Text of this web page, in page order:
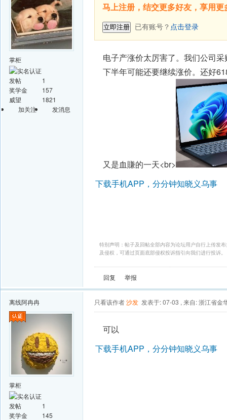
掌柜
发帖
1
奖学金
157
威望
1821
加关注
发消息
马上注册，结交更多好友，享用
立即注册 已有账号？ 点击登录
电子产涨价太厉害了。我们公司
下半年可能还要继续涨价。还好
又是血賺的一天<br>
下载手机APP，分分钟知晓义乌事
特别声明：帖子及回帖全部内容为论坛用户自行上传发
及侵权，可通过页面底部侵权投诉指引向我们进行投诉。
回复 举报
离线阿冉冉
掌柜
发帖
1
奖学金
145
只看该作者沙发 发表于: 07-03 , 来自: 浙江省金
可以
下载手机APP，分分钟知晓义乌事